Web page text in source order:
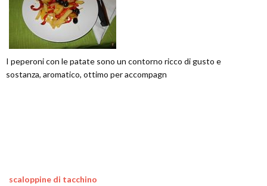
I peperoni con le patate sono un contorno ricco di gusto e
sostanza, aromatico, ottimo per accompagn
scaloppine di tacchino